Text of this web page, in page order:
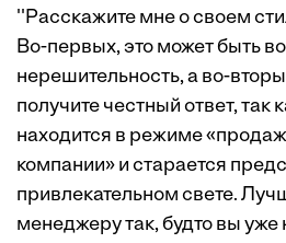
''Расскажите мне о своем
Во-первых, это может быть
нерешительность, а во-
получите честный ответ, так
находится в режиме
компании» и старается
привлекательном свете.
менеджеру так, будто вы уже